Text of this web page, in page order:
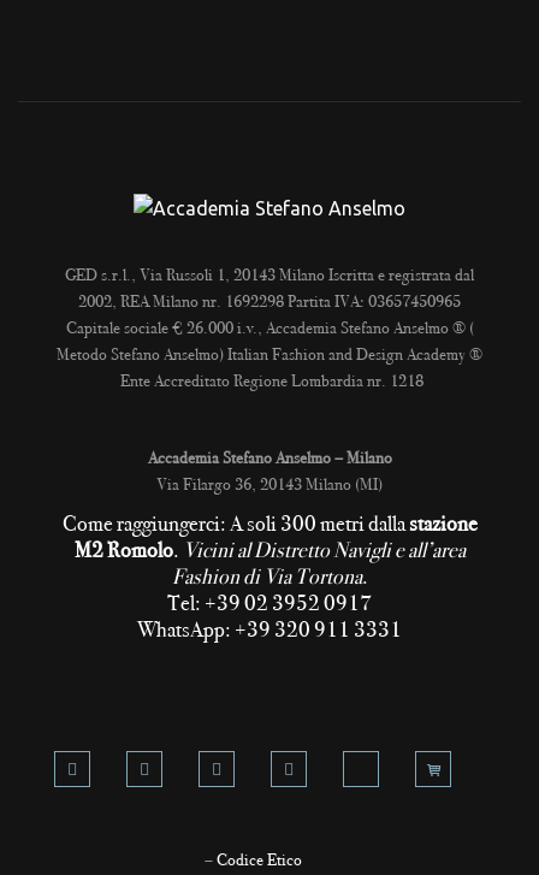
GED s.r.l., Via Russoli 1, 20143 Milano Iscritta e registrata dal
2002, REA Milano nr. 1692298 Partita IVA: 03657450965
Capitale sociale € 26.000 i.v., Accademia Stefano Anselmo ® (
Metodo Stefano Anselmo) Italian Fashion and Design Academy ®
Ente Accreditato Regione Lombardia nr. 1218
Accademia Stefano Anselmo – Milano
Via Filargo 36, 20143 Milano (MI)
Come raggiungerci: A soli 300 metri dallastazione
M2 Romolo. Vicini al Distretto Navigli e all’area
Fashion di Via Tortona.
Tel: +39 02 3952 0917
WhatsApp: +39 320 911 3331
–Codice Etico